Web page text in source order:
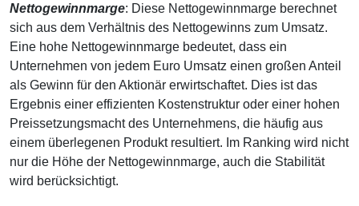
Nettogewinnmarge: Diese Nettogewinnmarge berechnet
sich aus dem Verhältnis des Nettogewinns zum Umsatz.
Eine hohe Nettogewinnmarge bedeutet, dass ein
Unternehmen von jedem Euro Umsatz einen großen Anteil
als Gewinn für den Aktionär erwirtschaftet. Dies ist das
Ergebnis einer effizienten Kostenstruktur oder einer hohen
Preissetzungsmacht des Unternehmens, die häufig aus
einem überlegenen Produkt resultiert. Im Ranking wird nicht
nur die Höhe der Nettogewinnmarge, auch die Stabilität
wird berücksichtigt.